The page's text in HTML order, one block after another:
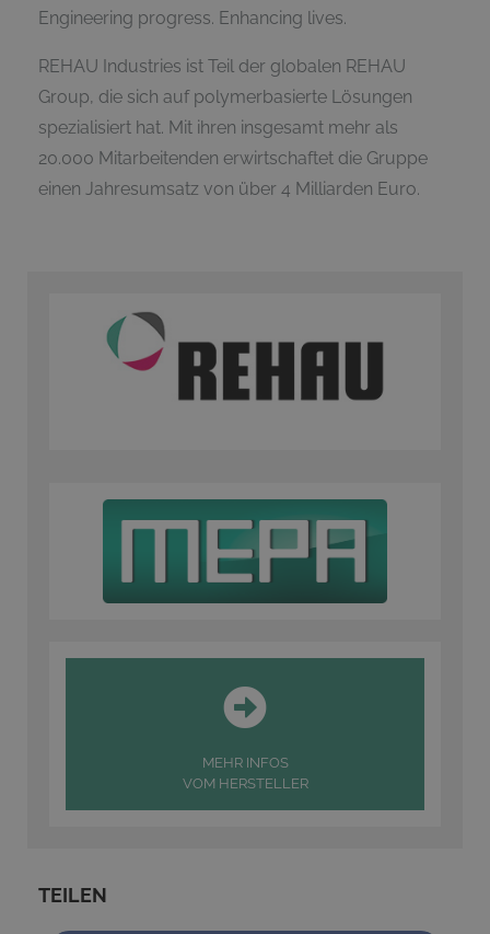
Engineering progress. Enhancing lives.
REHAU Industries ist Teil der globalen REHAU
Group, die sich auf polymerbasierte Lösungen
spezialisiert hat. Mit ihren insgesamt mehr als
20.000 Mitarbeitenden erwirtschaftet die Gruppe
einen Jahresumsatz von über 4 Milliarden Euro.
MEHR INFOS
VOM HERSTELLER
TEILEN